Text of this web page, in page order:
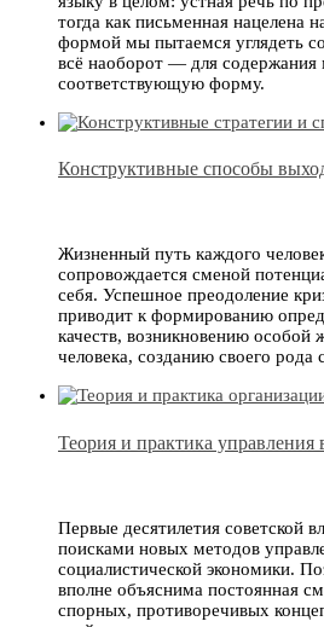
тогда как письменная нацелена
формой мы пытаемся углядеть
всё наоборот — для
соответствующую форму.
Конструктивные способы
Жизненный путь каждого
сопровождается сменой
себя. Успешное преодоление
приводит к формированию
качеств, возникновению особой
человека, созданию своего рода
Теория и практика
Первые десятилетия советской
поисками новых методов
социалистической экономики.
вполне объяснима постоянная
спорных, противоречивых